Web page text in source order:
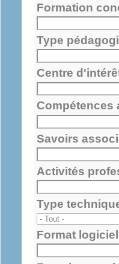
Formation
Type
Centre
Compétences
Savoirs
Activités
Type
Format